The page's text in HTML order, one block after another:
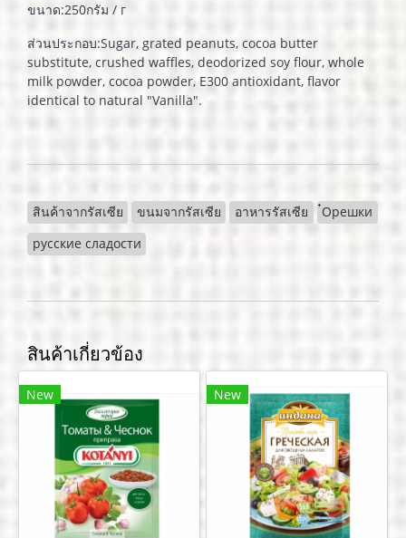
ขนาด:250กรัม / г
ส่วนประกอบ:Sugar, grated peanuts, cocoa butter
substitute, crushed waffles, deodorized soy flour, whole
milk powder, cocoa powder, E300 antioxidant, flavor
identical to natural "Vanilla".
สินค้าจากรัสเซีย ขนมจากรัสเซีย อาหารรัสเซีย
๋Орешки
русские сладости
สินค้าเกี่ยวข้อง
New New